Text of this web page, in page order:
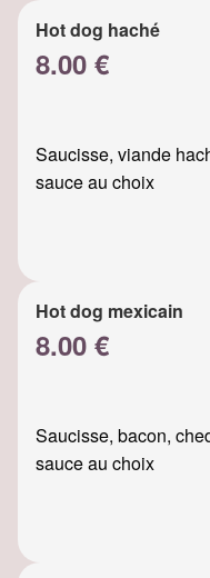
Hot dog haché
8.00 €
Saucisse, viande
sauce au choix
Hot dog mexicain
8.00 €
Saucisse, bacon,
sauce au choix